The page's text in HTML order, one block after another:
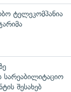
ტელეკომპანია
სარეაბილიტაციო
შესახებ